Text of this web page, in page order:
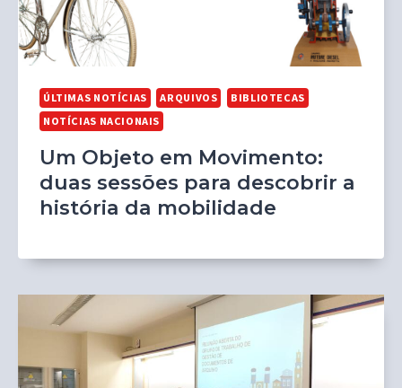
ÚLTIMAS NOTÍCIAS ARQUIVOS
BIBLIOTECAS
NOTÍCIAS NACIONAIS
Um Objeto em Movimento:
duas sessões para descobrir a
história da mobilidade